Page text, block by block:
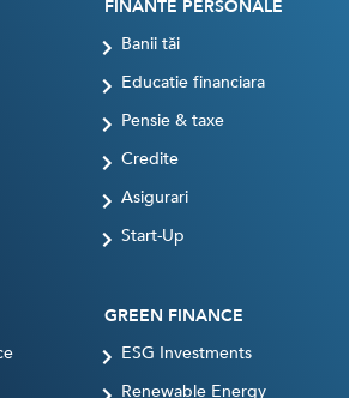
FINANTE PERSONALE
Banii tăi
Educatie financiara
Pensie & taxe
Credite
Asigurari
Start-Up
GREEN FINANCE
ESG Investments
Renewable Energy